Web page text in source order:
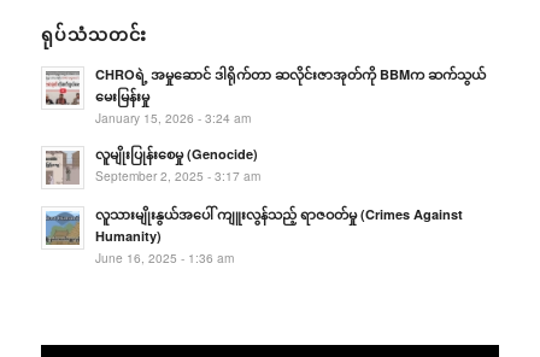
ရုပ်သံသတင်း
CHROရဲ့ အမှုဆောင် ဒါရိုက်တာ ဆလိုင်းဇာအုတ်ကို BBMက ဆက်သွယ်
မေးမြန်းမှု
January 15, 2026 - 3:24 am
လူမျိုးပြုန်းစေမှု (Genocide)
September 2, 2025 - 3:17 am
လူသားမျိုးနွယ်အပေါ် ကျူးလွန်သည့် ရာဇဝတ်မှု (Crimes Against
Humanity)
June 16, 2025 - 1:36 am